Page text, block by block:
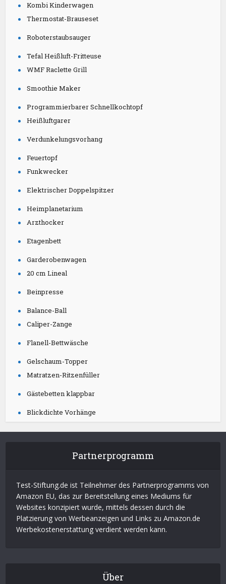
Kombi Kinderwagen
Thermostat-Brauseset
Roboterstaubsauger
Tefal Heißluft-Fritteuse
WMF Raclette Grill
Smoothie Maker
Programmierbarer Schnellkochtopf
Heißluftgarer
Verdunkelungsvorhang
Feuertopf
Funkwecker
Elektrischer Doppelspitzer
Heimplanetarium
Arzthocker
Etagenbett
Garderobenwagen
20 cm Lineal
Beinpresse
Balance-Ball
Caliper-Zange
Flanell-Bettwäsche
Gelschaum-Topper
Matratzen-Ritzenfüller
Gästebetten klappbar
Blickdichte Vorhänge
Partnerprogramm
Test-Stiftung.de ist Teilnehmer des Partnerprogramms von
Amazon EU, das zur Bereitstellung eines Mediums für
Websites konzipiert wurde, mittels dessen durch die
Platzierung von Werbeanzeigen und Links zu Amazon.de
Werbekostenerstattung verdient werden kann.
Über